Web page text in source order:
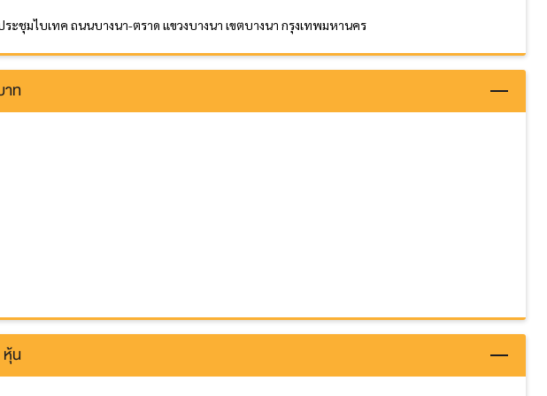
ชุมไบเทค ถนนบางนา-ตราด แขวงบางนา เขตบางนา กรุงเทพมหานคร
บาท
หุ้น